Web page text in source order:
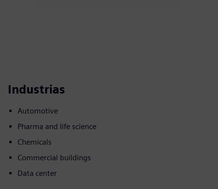
Industrias
Automotive
Pharma and life science
Chemicals
Commercial buildings
Data center